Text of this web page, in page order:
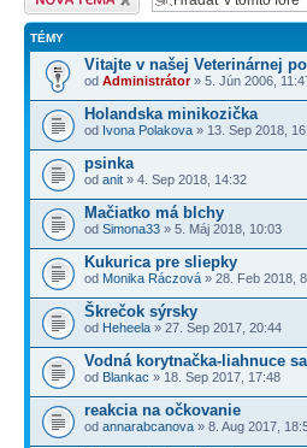
TÉMY
Vitajte v našej Veterinárnej
od Administrátor» 5. Jún 2006,
Holandska minikozička
od Ivona Polakova » 13. Sep 2018,
psinka
od anit » 4. Sep 2018, 14:32
Mačiatko má blchy
od Simona33 » 5. Máj 2018, 10:03
Kukurica pre sliepky
od Monika Ráczová » 28. Feb 2018,
Škrečok sýrsky
od Heheela » 27. Sep 2017, 20:44
Vodná korytnačka-liahnuce
od Blankac » 18. Sep 2017, 17:48
reakcia na očkovanie
od annarabcanova » 8. Aug 2017,